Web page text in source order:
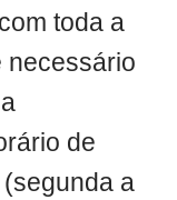
toda a
necessário
de
a